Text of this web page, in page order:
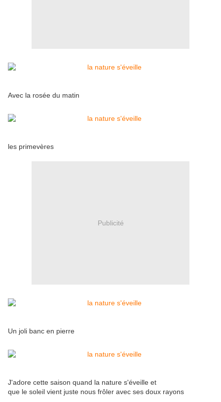
Avec la rosée du matin
les primevères
Publicité
Un joli banc en pierre
J'adore cette saison quand la nature s'éveille et
que le soleil vient juste nous frôler avec ses doux rayons